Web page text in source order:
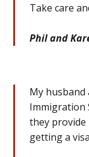
Take care
Phil and
My
Immigration
they
getting a